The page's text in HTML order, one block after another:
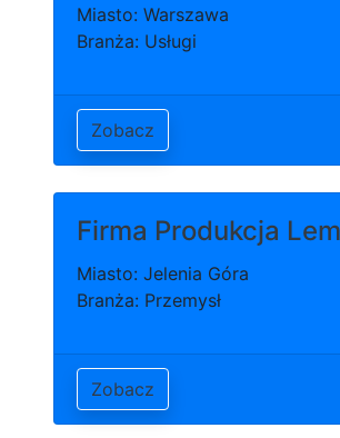
Miasto: Warszawa
Branża: Usługi
Zobacz
Firma Produkcja
Miasto: Jelenia Góra
Branża: Przemysł
Zobacz